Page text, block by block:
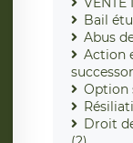
Bail
Abus
Action
Option
Droit